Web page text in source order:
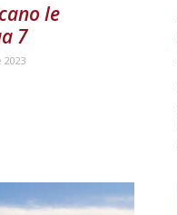
le
7